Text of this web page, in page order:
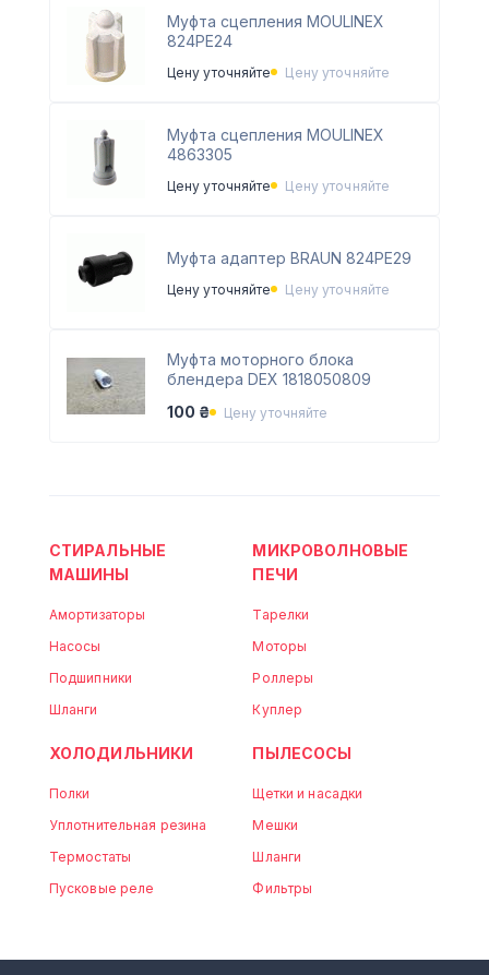
Муфта сцепления MOULINEX
824PE24
Цену уточняйте Цену уточняйте
Муфта сцепления MOULINEX
4863305
Цену уточняйте Цену уточняйте
Муфта адаптер BRAUN 824PE29
Цену уточняйте Цену уточняйте
Муфта моторного блока
блендера DEX 1818050809
100 ₴
Цену уточняйте
СТИРАЛЬНЫЕ
МАШИНЫ
Амортизаторы
Насосы
Подшипники
Шланги
МИКРОВОЛНОВЫЕ
ПЕЧИ
Тарелки
Моторы
Роллеры
Куплер
ХОЛОДИЛЬНИКИ
Полки
Уплотнительная резина
Термостаты
Пусковые реле
ПЫЛЕСОСЫ
Щетки и насадки
Мешки
Шланги
Фильтры